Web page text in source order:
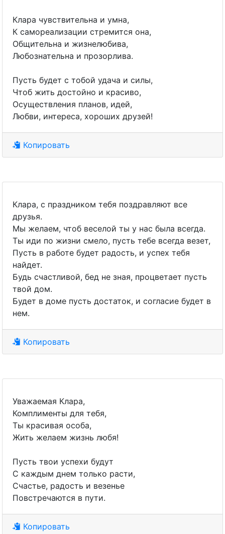
Клара чувствительна и умна,
К самореализации стремится она,
Общительна и жизнелюбива,
Любознательна и прозорлива.
Пусть будет с тобой удача и силы,
Чтоб жить достойно и красиво,
Осуществления планов, идей,
Любви, интереса, хороших друзей!
Копировать
Клара, с праздником тебя поздравляют все
друзья.
Мы желаем, чтоб веселой ты у нас была всегда.
Ты иди по жизни смело, пусть тебе всегда везет,
Пусть в работе будет радость, и успех тебя
найдет.
Будь счастливой, бед не зная, процветает пусть
твой дом.
Будет в доме пусть достаток, и согласие будет в
нем.
Копировать
Уважаемая Клара,
Комплименты для тебя,
Ты красивая особа,
Жить желаем жизнь любя!
Пусть твои успехи будут
С каждым днем только расти,
Счастье, радость и везенье
Повстречаются в пути.
Копировать